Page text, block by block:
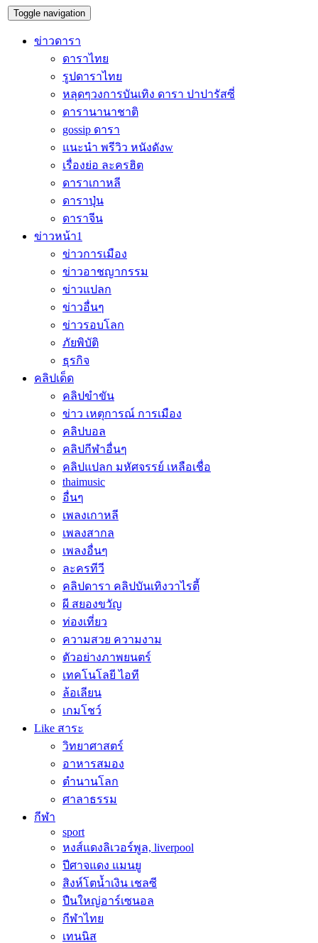
Toggle navigation
ข่าวดารา
ดาราไทย
รูปดาราไทย
หลุดๆวงการบันเทิง ดารา ปาปารัสซี่
ดารานานาชาติ
gossip ดารา
แนะนำ พรีวิว หนังดังw
เรื่องย่อ ละครฮิต
ดาราเกาหลี
ดาราปุ่น
ดาราจีน
ข่าวหน้า1
ข่าวการเมือง
ข่าวอาชญากรรม
ข่าวแปลก
ข่าวอื่นๆ
ข่าวรอบโลก
ภัยพิบัติ
ธุรกิจ
คลิปเด็ด
คลิปขำขัน
ข่าว เหตุการณ์ การเมือง
คลิปบอล
คลิปกีฬาอื่นๆ
คลิปแปลก มหัศจรรย์ เหลือเชื่อ
thaimusic
อื่นๆ
เพลงเกาหลี
เพลงสากล
เพลงอื่นๆ
ละครทีวี
คลิปดารา คลิปบันเทิงวาไรตี้
ผี สยองขวัญ
ท่องเที่ยว
ความสวย ความงาม
ตัวอย่างภาพยนตร์
เทคโนโลยี ไอที
ล้อเลียน
เกมโชว์
Like สาระ
วิทยาศาสตร์
อาหารสมอง
ตำนานโลก
ศาลาธรรม
กีฬา
sport
หงส์แดงลิเวอร์พูล, liverpool
ปีศาจแดง แมนยู
สิงห์โตน้ำเงิน เชลซี
ปืนใหญ่อาร์เซนอล
กีฬาไทย
เทนนิส